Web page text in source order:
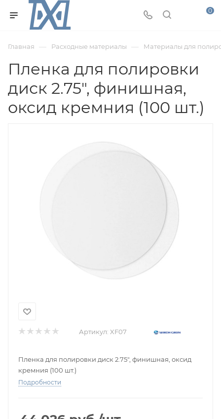
0
Главная — Расходные материалы — Материалы для
Пленка для полировки
диск 2.75", финишная,
оксид кремния (100 шт.)
Артикул: XF07
Пленка для полировки диск 2.75", финишная, оксид
кремния (100 шт.)
Подробности